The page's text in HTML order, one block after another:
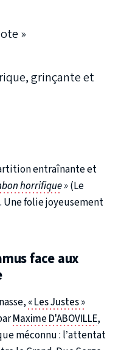
»
grinçante et
entraînante et
horrifique»(Le
folie joyeusement
face aux
« Les Justes »
Maxime D'ABOVILLE,
méconnu : l’attentat